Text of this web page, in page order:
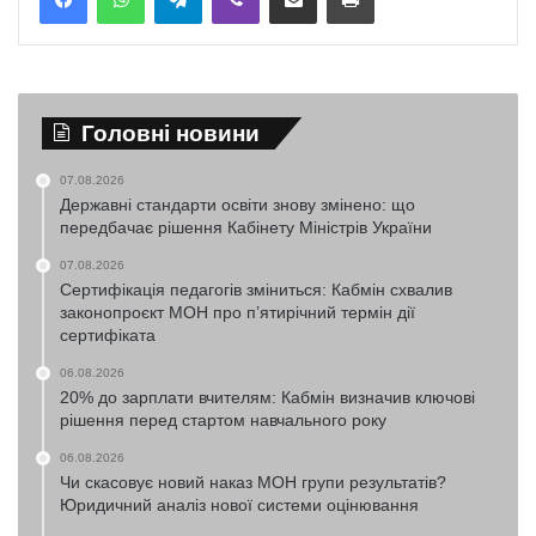
Головні новини
07.08.2026
Державні стандарти освіти знову змінено: що
передбачає рішення Кабінету Міністрів України
07.08.2026
Сертифікація педагогів зміниться: Кабмін схвалив
законопроєкт МОН про п’ятирічний термін дії
сертифіката
06.08.2026
20% до зарплати вчителям: Кабмін визначив ключові
рішення перед стартом навчального року
06.08.2026
Чи скасовує новий наказ МОН групи результатів?
Юридичний аналіз нової системи оцінювання